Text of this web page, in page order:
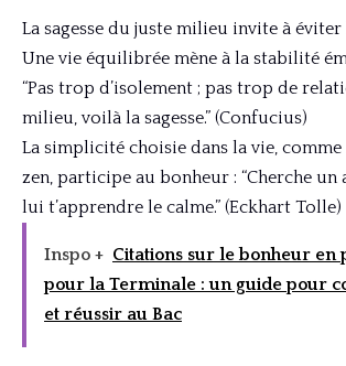
La sagesse du juste milieu invite à éviter
Une vie équilibrée mène à la stabilité
“Pas trop d’isolement ; pas trop de
milieu, voilà la sagesse.” (Confucius)
La simplicité choisie dans la vie, comme
zen, participe au bonheur : “Cherche un
lui t’apprendre le calme.” (Eckhart Tolle)
Inspo + Citations sur le bonheur en
pour la Terminale : un guide pour
et réussir au Bac